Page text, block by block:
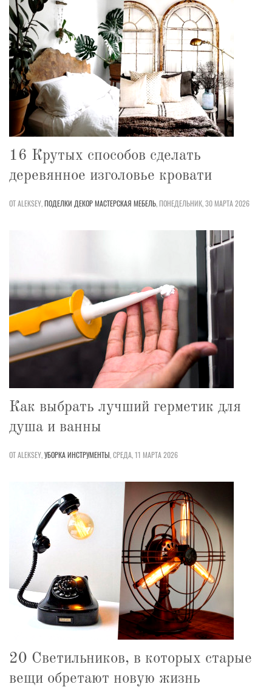
16 Крутых способов сделать
деревянное изголовье кровати
ОТ ALEKSEY,ПОДЕЛКИ ДЕКОРМАСТЕРСКАЯ МЕБЕЛЬ,ПОНЕДЕЛЬНИК, 30 МАРТА 2026
Как выбрать лучший герметик для
душа и ванны
ОТ ALEKSEY,УБОРКАИНСТРУМЕНТЫ,СРЕДА, 11 МАРТА 2026
20 Светильников, в которых старые
вещи обретают новую жизнь